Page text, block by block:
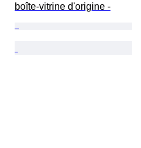
boîte-vitrine d'origine -